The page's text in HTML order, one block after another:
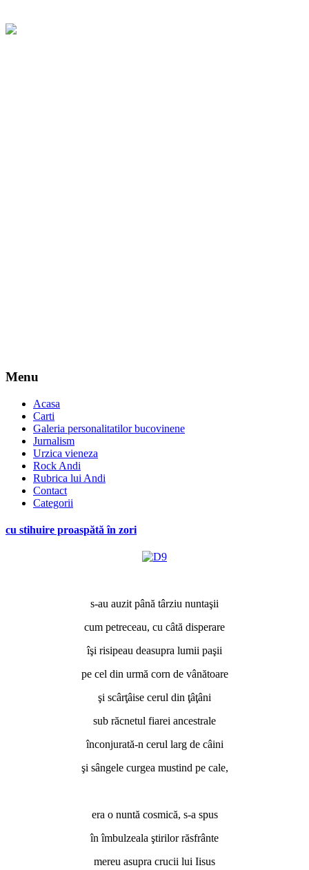
Menu
Acasa
Carti
Galeria personalitatilor bucovinene
Jurnalism
Urzica vieneza
Rock Andi
Rubrica lui Andi
Contact
Categorii
cu stihuire proaspătă în zori
s-au auzit până târziu nuntaşii
cum petreceau, cu câtă disperare
îşi risipeau deasupra lumii paşii
pe cel din urmă corn de vânătoare
şi scârţâise cerul din ţâţâni
sub răcnetul fiarei ancestrale
înconjurată-n cerul larg de câini
şi sângele curgea mustind pe cale,
era o nuntă cosmică, s-a spus
în îmbulzeala ştirilor răsfrânte
mereu asupra crucii lui Iisus